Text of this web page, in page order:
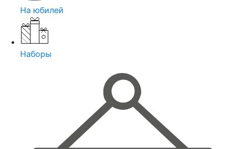
На юбилей
Наборы